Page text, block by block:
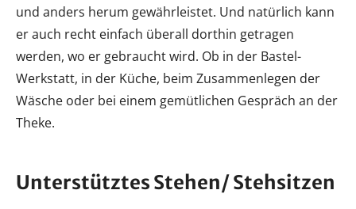
und anders herum gewährleistet. Und natürlich kann
er auch recht einfach überall dorthin getragen
werden, wo er gebraucht wird. Ob in der Bastel-
Werkstatt, in der Küche, beim Zusammenlegen der
Wäsche oder bei einem gemütlichen Gespräch an der
Theke.
Unterstütztes Stehen/ Stehsitzen